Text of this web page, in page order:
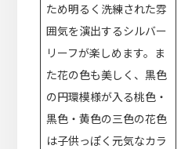
ため明るく洗練された雰
囲気を演出するシルバー
リーフが楽しめます。ま
た花の色も美しく、黒色
の円環模様が入る桃色・
黒色・黄色の三色の花色
は子供っぽく元気なカラ